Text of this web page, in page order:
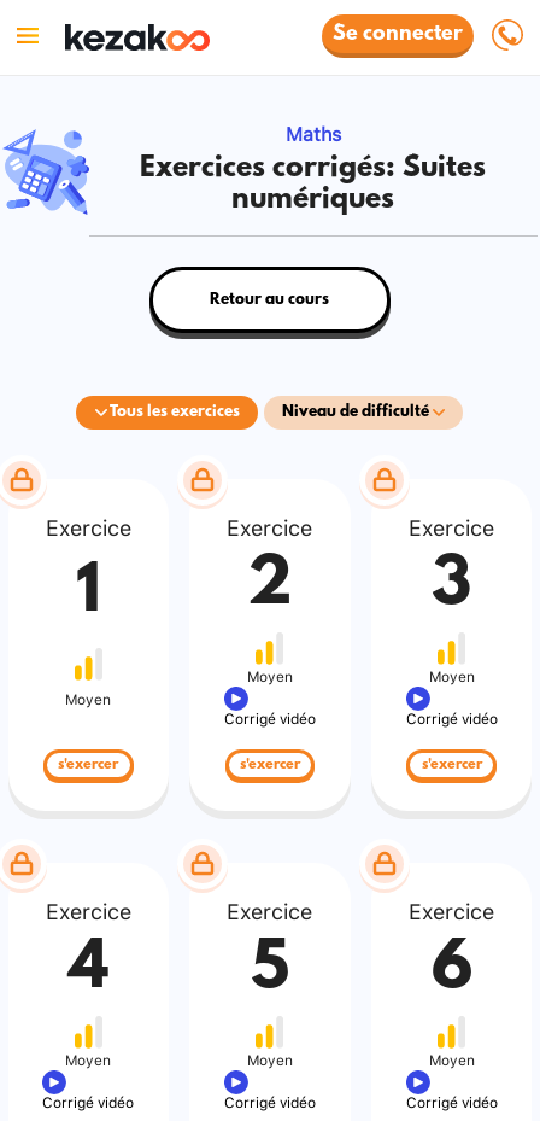
Se connecter
Maths
Exercices corrigés: Suites
numériques
Tous les exercices Niveau de difficulté
Retour au cours
Exercice
1
Moyen
s'exercer
Exercice
2
Moyen
Corrigé vidéo
s'exercer
Exercice
3
Moyen
Corrigé vidéo
s'exercer
Exercice
4
Moyen
Corrigé vidéo
Exercice
5
Moyen
Corrigé vidéo
Exercice
6
Moyen
Corrigé vidéo